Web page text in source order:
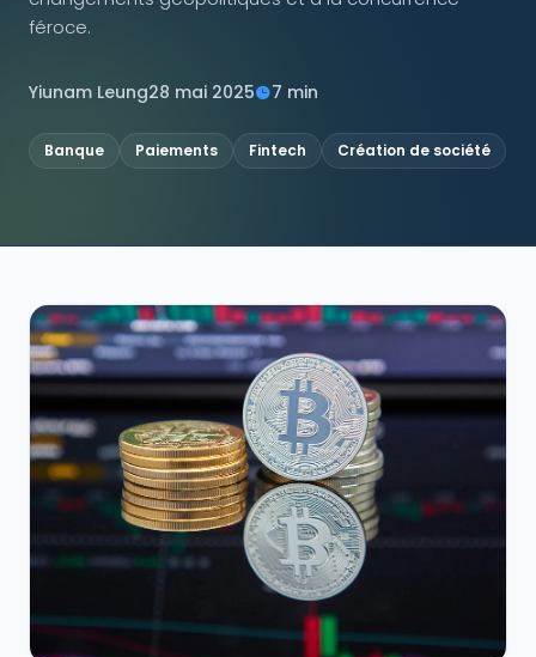
féroce.
Yiunam Leung28 mai 2025 7 min
Banque Paiements Fintech Création de société